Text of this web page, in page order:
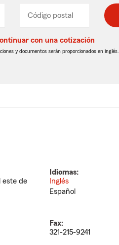
Código postal
postal
de
postal
de
_____
con una cotización
y documentos serán proporcionados en inglés.
este de
Idiomas:
Inglés
Español
Fax:
321-215-9241